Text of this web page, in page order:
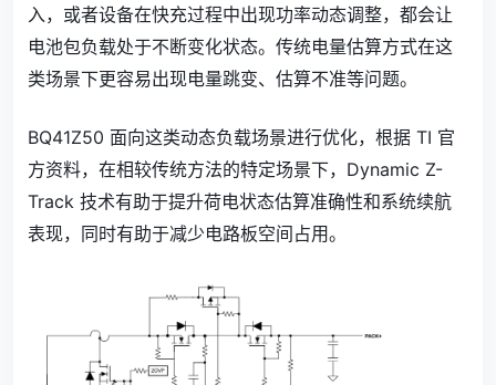
入，或者设备在快充过程中出现功率动态调整，都会让
电池包负载处于不断变化状态。传统电量估算方式在这
类场景下更容易出现电量跳变、估算不准等问题。
BQ41Z50 面向这类动态负载场景进行优化，根据 TI 官
方资料，在相较传统方法的特定场景下，Dynamic Z-
Track 技术有助于提升荷电状态估算准确性和系统续航
表现，同时有助于减少电路板空间占用。